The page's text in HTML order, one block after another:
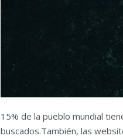
15% de la pueblo mundial
buscados.También, las